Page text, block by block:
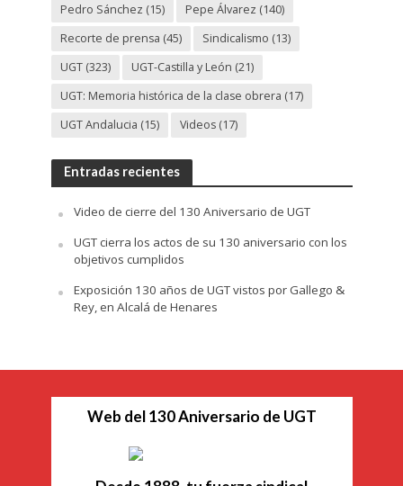
Pedro Sánchez (15) Pepe Álvarez (140)
Recorte de prensa (45) Sindicalismo (13)
UGT(323) UGT-Castilla y León (21)
UGT: Memoria histórica de la clase obrera (17)
UGT Andalucia (15) Videos(17)
Entradas recientes
Video de cierre del 130 Aniversario de UGT
UGT cierra los actos de su 130 aniversario con los
objetivos cumplidos
Exposición 130 años de UGT vistos por Gallego &
Rey, en Alcalá de Henares
Web del 130 Aniversario de UGT